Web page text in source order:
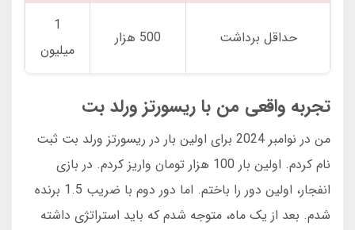
حداقل برداشت 500 هزار
1
میلیون
تجربه واقعی من با ریسورتز ورلد بت
من در نوامبر 2024 برای اولین بار در ریسورتز ورلد بت ثبت
نام کردم. اولین بار 100 هزار تومان واریز کردم. در بازی
انفجار، اولین دور را باختم. اما دور دوم با ضریب 1.5 برنده
شدم. بعد از یک ماه، متوجه شدم که باید استراتژی داشته